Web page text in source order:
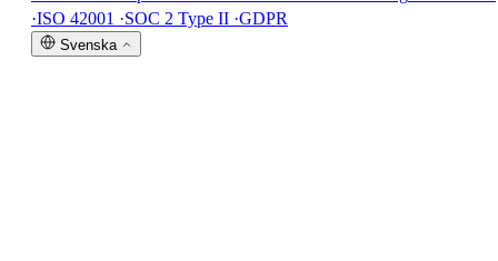
·ISO 42001 ·SOC 2 Type II ·GDPR
Svenska